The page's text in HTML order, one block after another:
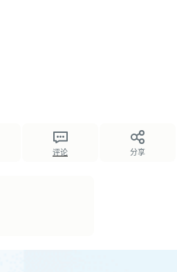
评论 分享